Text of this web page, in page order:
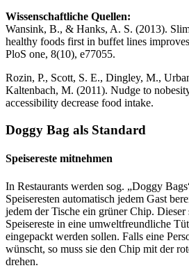
Wissenschaftliche Quellen:
Wansink, B., & Hanks, A. S. (2013).
healthy foods first in buffet lines
PloS one, 8(10), e77055.
Rozin, P., Scott, S. E., Dingley, M.,
Kaltenbach, M. (2011). Nudge to
accessibility decrease food intake.
Doggy Bag als Standard
Speisereste mitnehmen
In Restaurants werden sog. „Doggy
Speiseresten automatisch jedem Gast
jedem der Tische ein grüner Chip. Dieser
Speisereste in eine umweltfreundliche
eingepackt werden sollen. Falls eine
wünscht, so muss sie den Chip mit der
drehen.